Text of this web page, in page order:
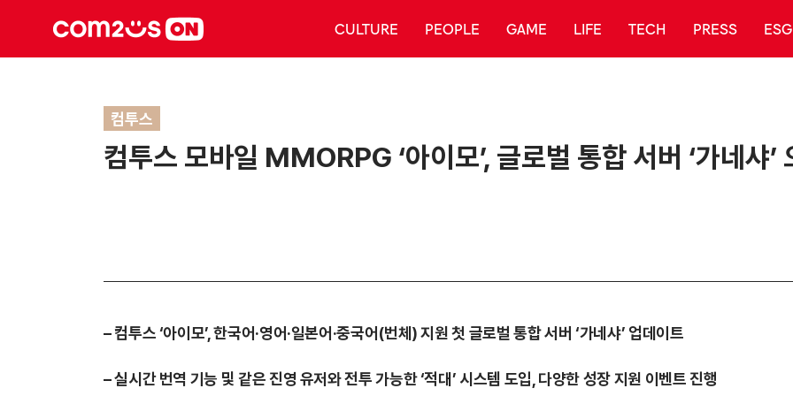
CULTURE PEOPLE GAME LIFE TECH PRESS ESG
컴투스
컴투스 모바일 MMORPG ‘아이모’, 글로벌 통합 서버 ‘가네샤’
–컴투스 ‘아이모’, 한국어·영어·일본어·중국어(번체) 지원 첫 글로벌 통합 서버 ‘가네샤’ 업데이트
–실시간 번역 기능 및 같은 진영 유저와 전투 가능한 ‘적대’ 시스템 도입, 다양한 성장 지원 이벤트 진행